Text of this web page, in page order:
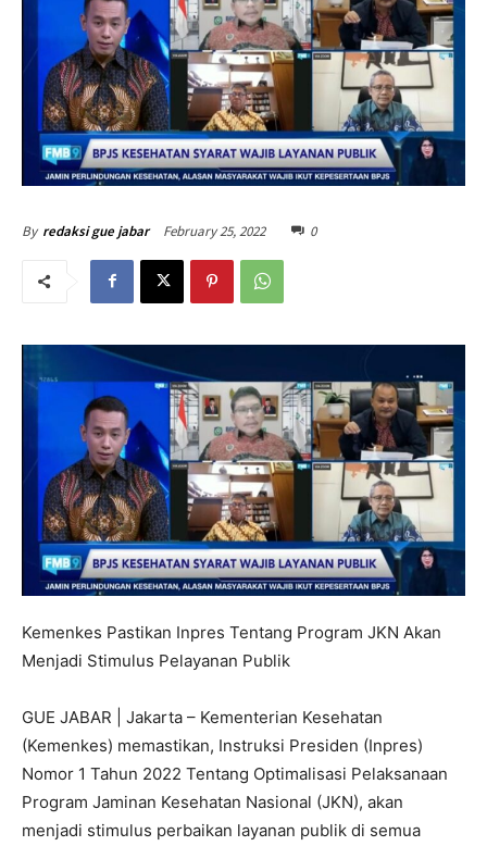
By redaksi gue jabar February 25, 2022 0
Kemenkes Pastikan Inpres Tentang Program JKN Akan
Menjadi Stimulus Pelayanan Publik
GUE JABAR | Jakarta – Kementerian Kesehatan
(Kemenkes) memastikan, Instruksi Presiden (Inpres)
Nomor 1 Tahun 2022 Tentang Optimalisasi Pelaksanaan
Program Jaminan Kesehatan Nasional (JKN), akan
menjadi stimulus perbaikan layanan publik di semua